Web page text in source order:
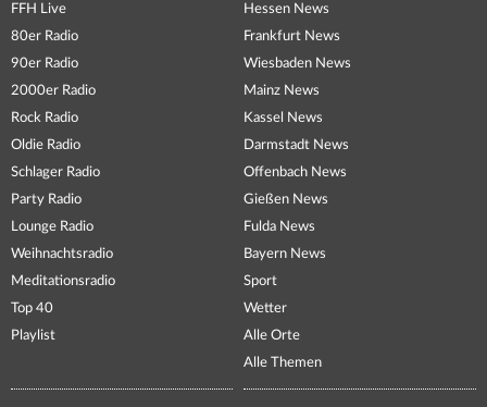
FFH Live
80er Radio
90er Radio
2000er Radio
Rock Radio
Oldie Radio
Schlager Radio
Party Radio
Lounge Radio
Weihnachtsradio
Meditationsradio
Top 40
Playlist
Hessen News
Frankfurt News
Wiesbaden News
Mainz News
Kassel News
Darmstadt News
Offenbach News
Gießen News
Fulda News
Bayern News
Sport
Wetter
Alle Orte
Alle Themen